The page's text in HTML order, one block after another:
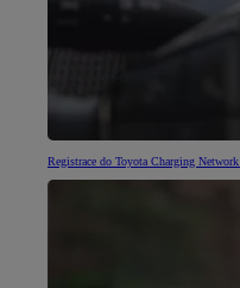
Registrace do Toyota Charging Network